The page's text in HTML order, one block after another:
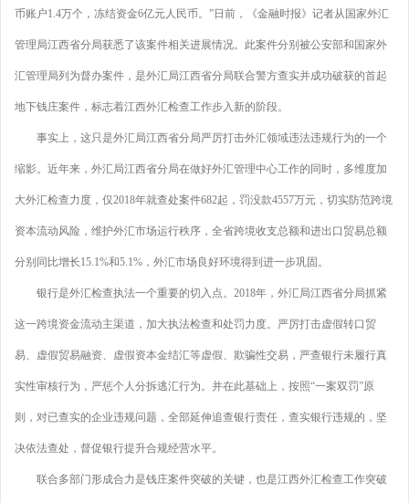
币账户1.4万个，冻结资金6亿元人民币。”日前，《金融时报》记者从国家外汇
管理局江西省分局获悉了该案件相关进展情况。此案件分别被公安部和国家外
汇管理局列为督办案件，是外汇局江西省分局联合警方查实并成功破获的首起
地下钱庄案件，标志着江西外汇检查工作步入新的阶段。
事实上，这只是外汇局江西省分局严厉打击外汇领域违法违规行为的一个
缩影。近年来，外汇局江西省分局在做好外汇管理中心工作的同时，多维度加
大外汇检查力度，仅2018年就查处案件682起，罚没款4557万元，切实防范跨境
资本流动风险，维护外汇市场运行秩序，全省跨境收支总额和进出口贸易总额
分别同比增长15.1%和5.1%，外汇市场良好环境得到进一步巩固。
银行是外汇检查执法一个重要的切入点。2018年，外汇局江西省分局抓紧
这一跨境资金流动主渠道，加大执法检查和处罚力度。严厉打击虚假转口贸
易、虚假贸易融资、虚假资本金结汇等虚假、欺骗性交易，严查银行未履行真
实性审核行为，严惩个人分拆逃汇行为。并在此基础上，按照“一案双罚”原
则，对已查实的企业违规问题，全部延伸追查银行责任，查实银行违规的，坚
决依法查处，督促银行提升合规经营水平。
联合多部门形成合力是钱庄案件突破的关键，也是江西外汇检查工作突破